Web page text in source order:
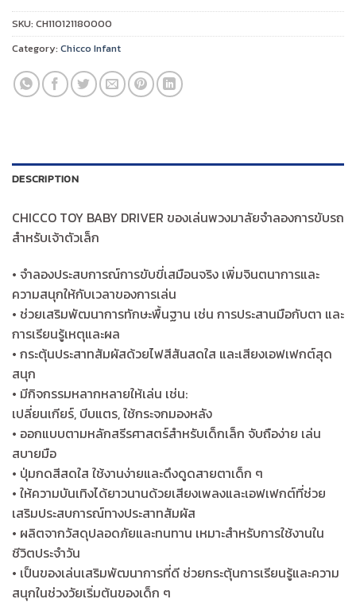
SKU: CH110121180000
Category: Chicco Infant
DESCRIPTION
CHICCO TOY BABY DRIVER ของเล่นพวงมาลัยจำลองการขับรถ
สำหรับเจ้าตัวเล็ก
• จำลองประสบการณ์การขับขี่เสมือนจริง เพิ่มจินตนาการและ
ความสนุกให้กับเวลาของการเล่น
• ช่วยเสริมพัฒนาการทักษะพื้นฐาน เช่น การประสานมือกับตา และ
การเรียนรู้เหตุและผล
• กระตุ้นประสาทสัมผัสด้วยไฟสีสันสดใส และเสียงเอฟเฟกต์สุด
สนุก
• มีกิจกรรมหลากหลายให้เล่น เช่น:
เปลี่ยนเกียร์, บีบแตร, ใช้กระจกมองหลัง
• ออกแบบตามหลักสรีรศาสตร์สำหรับเด็กเล็ก จับถือง่าย เล่น
สบายมือ
• ปุ่มกดสีสดใส ใช้งานง่ายและดึงดูดสายตาเด็ก ๆ
• ให้ความบันเทิงได้ยาวนานด้วยเสียงเพลงและเอฟเฟกต์ที่ช่วย
เสริมประสบการณ์ทางประสาทสัมผัส
• ผลิตจากวัสดุปลอดภัยและทนทาน เหมาะสำหรับการใช้งานใน
ชีวิตประจำวัน
• เป็นของเล่นเสริมพัฒนาการที่ดี ช่วยกระตุ้นการเรียนรู้และความ
สนุกในช่วงวัยเริ่มต้นของเด็ก ๆ